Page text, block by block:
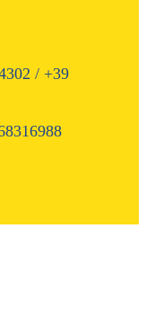
/ +39